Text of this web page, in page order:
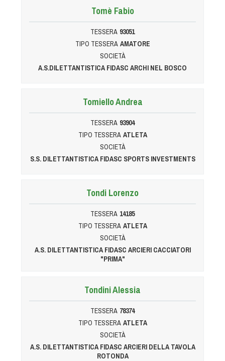
Tomè Fabio
TESSERA 93051
TIPO TESSERA AMATORE
SOCIETÀ
A.S.DILETTANTISTICA FIDASC ARCHI NEL BOSCO
Tomiello Andrea
TESSERA 93904
TIPO TESSERA ATLETA
SOCIETÀ
S.S. DILETTANTISTICA FIDASC SPORTS INVESTMENTS
Tondi Lorenzo
TESSERA 14185
TIPO TESSERA ATLETA
SOCIETÀ
A.S. DILETTANTISTICA FIDASC ARCIERI CACCIATORI
"PRIMA"
Tondini Alessia
TESSERA 78374
TIPO TESSERA ATLETA
SOCIETÀ
A.S. DILETTANTISTICA FIDASC ARCIERI DELLA TAVOLA
ROTONDA